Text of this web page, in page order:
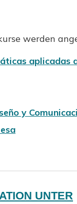
werden
aplicadas
y
UNTER